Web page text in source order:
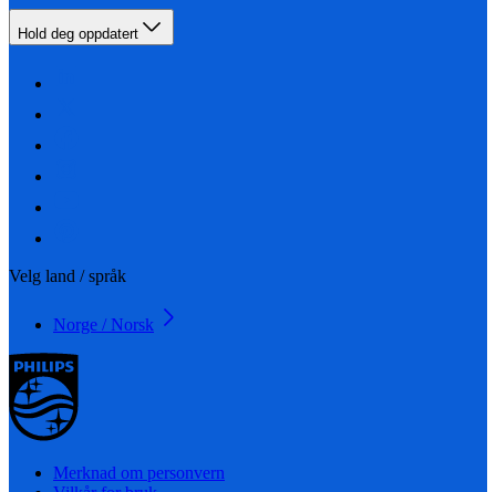
Hold deg oppdatert
Velg land / språk
Norge / Norsk
Merknad om personvern